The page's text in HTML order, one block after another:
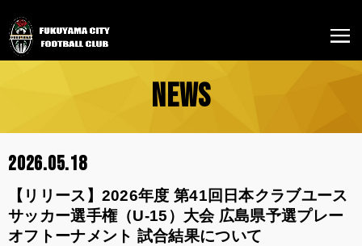
NEWS
2026.05.18
【リリース】2026年度 第41回日本クラブユース
サッカー選手権（U-15）大会 広島県予選プレー
オフトーナメント 試合結果について